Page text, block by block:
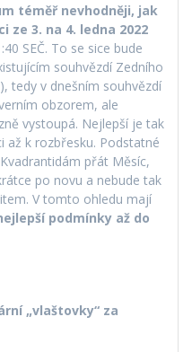
téměř nevhodněji, jak
3. na 4. ledna 2022
SEČ. To se sice bude
souhvězdí Zedního
tedy v dnešním souhvězdí
obzorem, ale
vystoupá. Nejlepší je tak
k rozbřesku. Podstatné
přát Měsíc,
po novu a nebude tak
V tomto ohledu mají
podmínky až do
„vlaštovky“ za